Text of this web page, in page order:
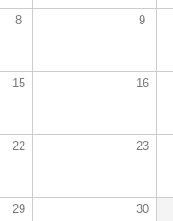
8 9
15 16
22 23
29 30